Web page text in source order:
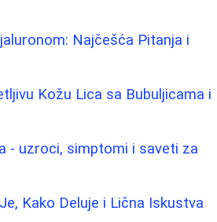
Najčešća Pitanja i
Kožu Lica sa Bubuljicama i
- uzroci, simptomi i saveti za
Kako Deluje i Lična Iskustva